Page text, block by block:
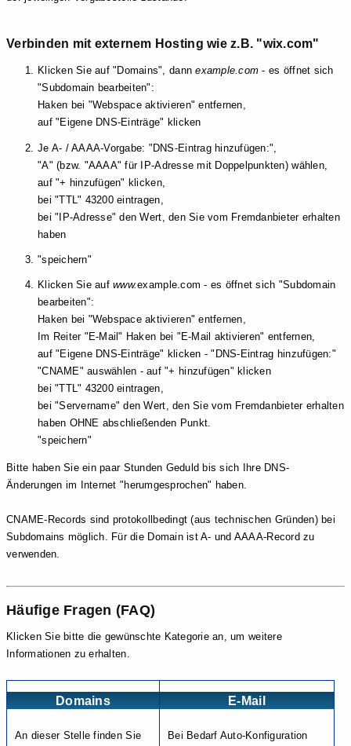
Verbinden mit externem Hosting wie z.B. "wix.com"
Klicken Sie auf "Domains", dannexample.com - es öffnet sich
"Subdomain bearbeiten":
Haken bei "Webspace aktivieren" entfernen,
auf "Eigene DNS-Einträge" klicken
Je A- / AAAA-Vorgabe: "DNS-Eintrag hinzufügen:",
"A" (bzw. "AAAA" für IP-Adresse mit Doppelpunkten) wählen,
auf "+ hinzufügen" klicken,
bei "TTL" 43200 eintragen,
bei "IP-Adresse" den Wert, den Sie vom Fremdanbieter erhalten
haben
"speichern"
Klicken Sie aufwww.example.com - es öffnet sich "Subdomain
bearbeiten":
Haken bei "Webspace aktivieren" entfernen,
Im Reiter "E-Mail" Haken bei "E-Mail aktivieren" entfernen,
auf "Eigene DNS-Einträge" klicken - "DNS-Eintrag hinzufügen:"
"CNAME" auswählen - auf "+ hinzufügen" klicken
bei "TTL" 43200 eintragen,
bei "Servername" den Wert, den Sie vom Fremdanbieter erhalten
haben OHNE abschließenden Punkt.
"speichern"
Bitte haben Sie ein paar Stunden Geduld bis sich Ihre DNS-
Änderungen im Internet "herumgesprochen" haben.
CNAME-Records sind protokollbedingt (aus technischen Gründen) bei
Subdomains möglich. Für die Domain ist A- und AAAA-Record zu
verwenden.
Häufige Fragen (FAQ)
Klicken Sie bitte die gewünschte Kategorie an, um weitere
Informationen zu erhalten.
Domains
An dieser Stelle finden Sie
E-Mail
Bei Bedarf Auto-Konfiguration